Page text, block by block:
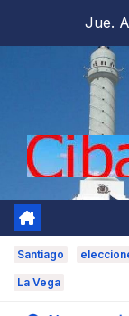
Jue.
Santiago
La Vega